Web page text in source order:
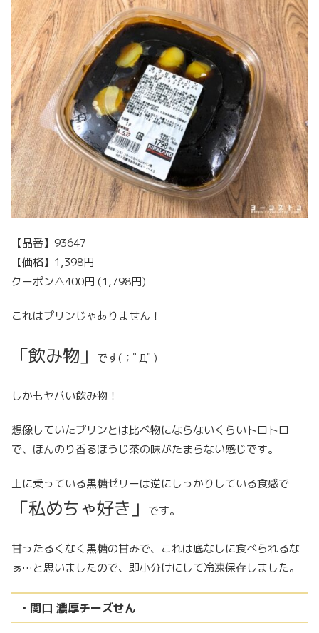
【品番】93647
【価格】1,398円
クーポン△400円 (1,798円)
これはプリンじゃありません！
「飲み物」 です(；ﾟДﾟ)
しかもヤバい飲み物！
想像していたプリンとは比べ物にならないくらいトロトロ
で、ほんのり香るほうじ茶の味がたまらない感じです。
上に乗っている黒糖ゼリーは逆にしっかりしている食感で
「私めちゃ好き」 です。
甘ったるくなく黒糖の甘みで、これは底なしに食べられるな
ぁ…と思いましたので、即小分けにして冷凍保存しました。
・関口 濃厚チーズせん